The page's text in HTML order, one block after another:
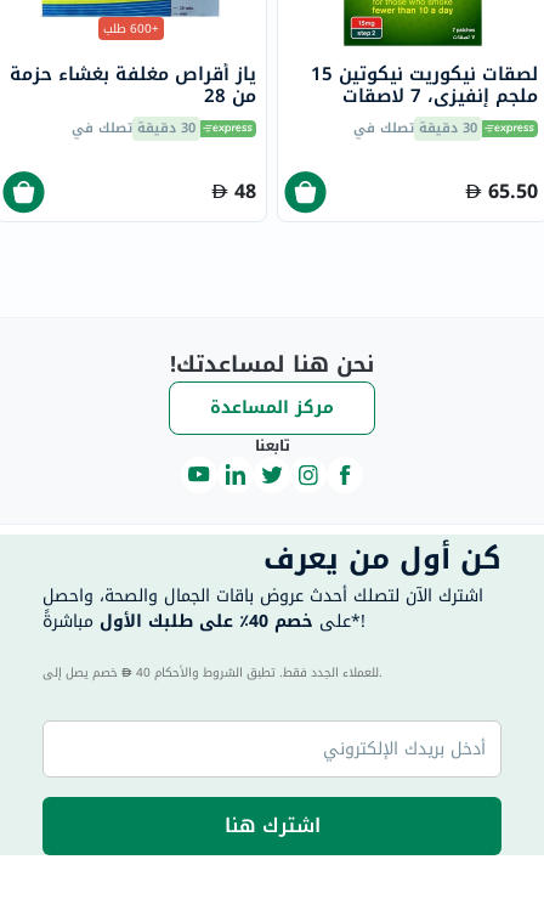
لصقات نيكوريت نيكوتين 15
ملجم إنفيزي، 7 لاصقات
30 دقيقة تصلك في
65.50
+600 طلب
ياز أقراص مغلفة بغشاء حزمة
من 28
30 دقيقة تصلك في
48
نحن هنا لمساعدتك!
مركز المساعدة
تابعنا
كن أول من يعرف
اشترك الآن لتصلك أحدث عروض باقات الجمال والصحة، واحصل
على خصم 40٪ على طلبك الأول مباشرةً*!
40 للعملاء الجدد فقط. تطبق الشروط والأحكام.
اشترك هنا